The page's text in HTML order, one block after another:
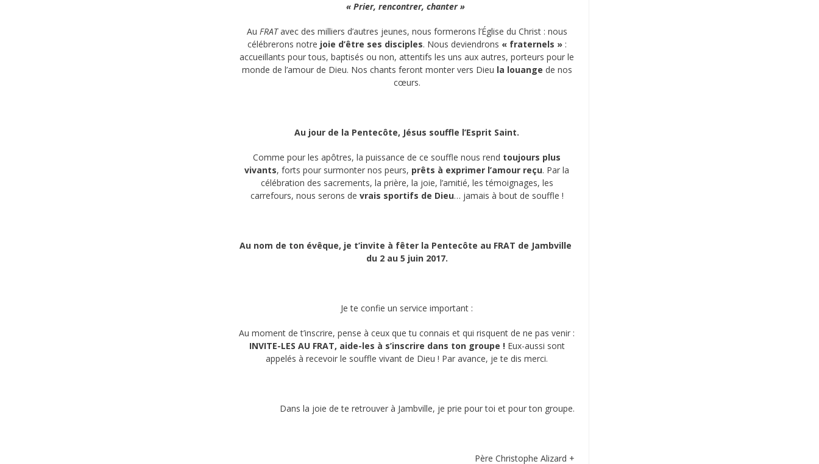
« Prier, rencontrer, chanter »
Au FRATavec des milliers d’autres jeunes, nous formerons l’Église du Christ : nous
célébrerons notre joie d’être ses disciples. Nous deviendrons « fraternels » :
accueillants pour tous, baptisés ou non, attentifs les uns aux autres, porteurs pour le
monde de l’amour de Dieu. Nos chants feront monter vers Dieu la louange de nos
cœurs.
Au jour de la Pentecôte, Jésus souffle l’Esprit Saint.
Comme pour les apôtres, la puissance de ce souffle nous rend toujours plus
vivants, forts pour surmonter nos peurs, prêts à exprimer l’amour reçu. Par la
célébration des sacrements, la prière, la joie, l’amitié, les témoignages, les
carrefours, nous serons de vrais sportifs de Dieu… jamais à bout de souffle !
Au nom de ton évêque, je t’invite à fêter la Pentecôte au FRAT de Jambville
du 2 au 5 juin 2017.
Je te confie un service important :
Au moment de t’inscrire, pense à ceux que tu connais et qui risquent de ne pas venir :
INVITE-LES AU FRAT, aide-les à s’inscrire dans ton groupe !Eux-aussi sont
appelés à recevoir le souffle vivant de Dieu ! Par avance, je te dis merci.
Dans la joie de te retrouver à Jambville, je prie pour toi et pour ton groupe.
Père Christophe Alizard +